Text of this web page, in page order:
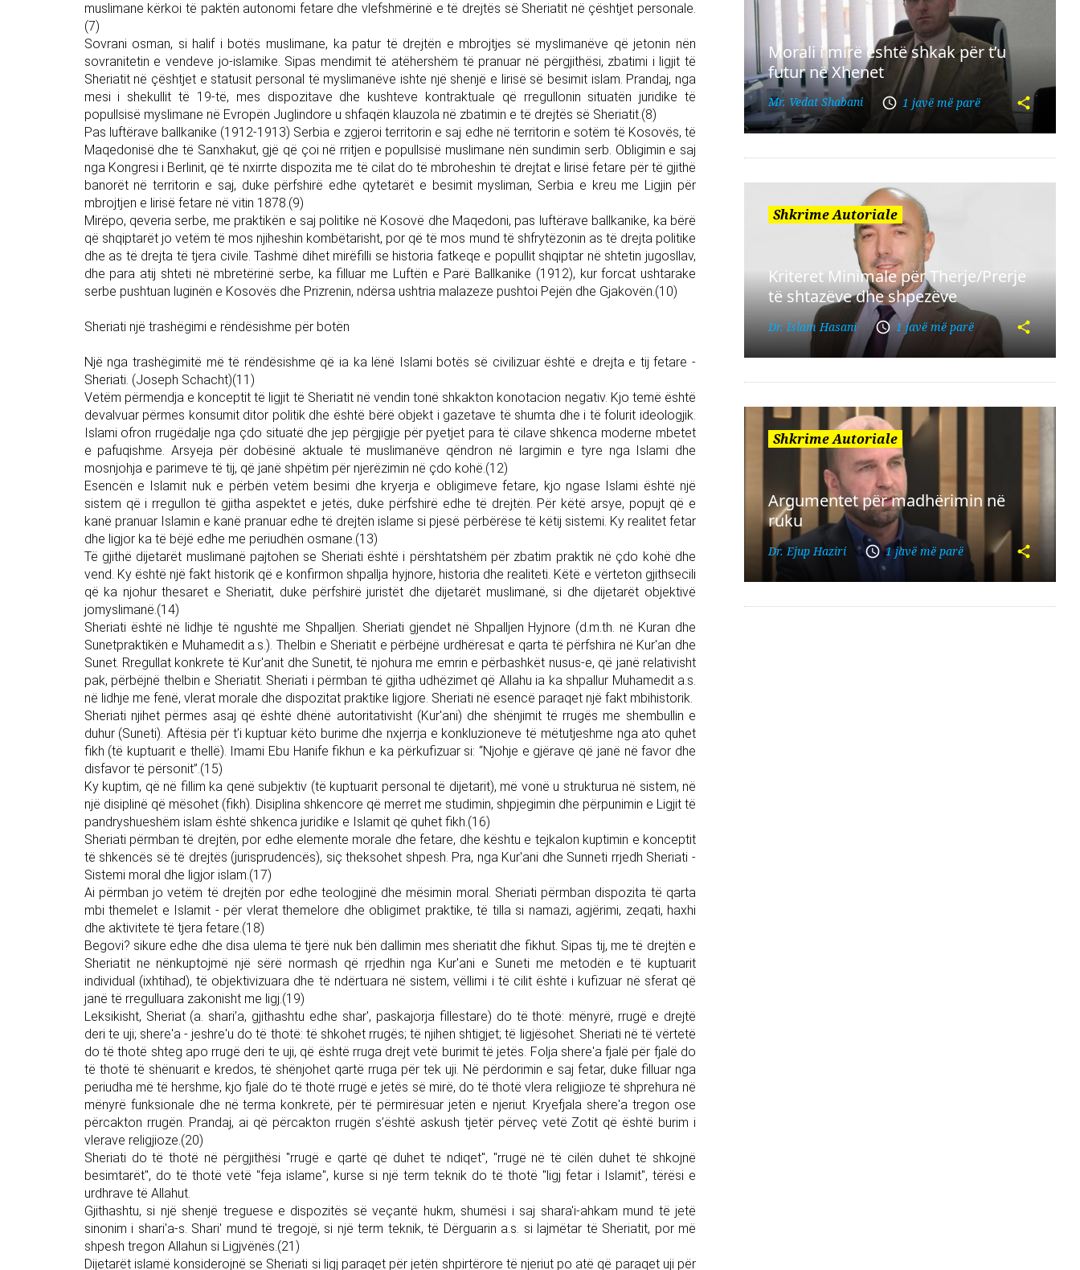
muslimane kërkoi të paktën autonomi fetare dhe vlefshmërinë e të drejtës së Sheriatit në çështjet personale.
(7)
Sovrani osman, si halif i botës muslimane, ka patur të drejtën e mbrojtjes së myslimanëve që jetonin nën
sovranitetin e vendeve jo-islamike. Sipas mendimit të atëhershëm të pranuar në përgjithësi, zbatimi i ligjit të
Sheriatit në çështjet e statusit personal të myslimanëve ishte një shenjë e lirisë së besimit islam. Prandaj, nga
mesi i shekullit të 19-të, mes dispozitave dhe kushteve kontraktuale që rregullonin situatën juridike të
popullsisë myslimane në Evropën Juglindore u shfaqën klauzola në zbatimin e të drejtës së Sheriatit.(8)
Pas luftërave ballkanike (1912-1913) Serbia e zgjeroi territorin e saj edhe në territorin e sotëm të Kosovës, të
Maqedonisë dhe të Sanxhakut, gjë që çoi në rritjen e popullsisë muslimane nën sundimin serb. Obligimin e saj
nga Kongresi i Berlinit, që të nxirrte dispozita me të cilat do të mbroheshin të drejtat e lirisë fetare për të gjithë
banorët në territorin e saj, duke përfshirë edhe qytetarët e besimit mysliman, Serbia e kreu me Ligjin për
mbrojtjen e lirisë fetare në vitin 1878.(9)
Mirëpo, qeveria serbe, me praktikën e saj politike në Kosovë dhe Maqedoni, pas luftërave ballkanike, ka bërë
që shqiptarët jo vetëm të mos njiheshin kombëtarisht, por që të mos mund të shfrytëzonin as të drejta politike
dhe as të drejta të tjera civile. Tashmë dihet mirëfilli se historia fatkeqe e popullit shqiptar në shtetin jugosllav,
dhe para atij shteti në mbretërinë serbe, ka filluar me Luftën e Parë Ballkanike (1912), kur forcat ushtarake
serbe pushtuan luginën e Kosovës dhe Prizrenin, ndërsa ushtria malazeze pushtoi Pejën dhe Gjakovën.(10)
Sheriati një trashëgimi e rëndësishme për botën
Një nga trashëgimitë më të rëndësishme që ia ka lënë Islami botës së civilizuar është e drejta e tij fetare -
Sheriati. (Joseph Schacht)(11)
Vetëm përmendja e konceptit të ligjit të Sheriatit në vendin tonë shkakton konotacion negativ. Kjo temë është
devalvuar përmes konsumit ditor politik dhe është bërë objekt i gazetave të shumta dhe i të folurit ideologjik.
Islami ofron rrugëdalje nga çdo situatë dhe jep përgjigje për pyetjet para të cilave shkenca moderne mbetet
e pafuqishme. Arsyeja për dobësinë aktuale të muslimanëve qëndron në largimin e tyre nga Islami dhe
mosnjohja e parimeve të tij, që janë shpëtim për njerëzimin në çdo kohë.(12)
Esencën e Islamit nuk e përbën vetëm besimi dhe kryerja e obligimeve fetare, kjo ngase Islami është një
sistem që i rregullon të gjitha aspektet e jetës, duke përfshirë edhe të drejtën. Për këtë arsye, popujt që e
kanë pranuar Islamin e kanë pranuar edhe të drejtën islame si pjesë përbërëse të këtij sistemi. Ky realitet fetar
dhe ligjor ka të bëjë edhe me periudhën osmane.(13)
Të gjithë dijetarët muslimanë pajtohen se Sheriati është i përshtatshëm për zbatim praktik në çdo kohë dhe
vend. Ky është një fakt historik që e konfirmon shpallja hyjnore, historia dhe realiteti. Këtë e vërteton gjithsecili
që ka njohur thesaret e Sheriatit, duke përfshirë juristët dhe dijetarët muslimanë, si dhe dijetarët objektivë
jomyslimanë.(14)
Sheriati është në lidhje të ngushtë me Shpalljen. Sheriati gjendet në Shpalljen Hyjnore (d.m.th. në Kuran dhe
Sunetpraktikën e Muhamedit a.s.). Thelbin e Sheriatit e përbëjnë urdhëresat e qarta të përfshira në Kur'an dhe
Sunet. Rregullat konkrete të Kur'anit dhe Sunetit, të njohura me emrin e përbashkët nusus-e, që janë relativisht
pak, përbëjnë thelbin e Sheriatit. Sheriati i përmban të gjitha udhëzimet që Allahu ia ka shpallur Muhamedit a.s.
në lidhje me fenë, vlerat morale dhe dispozitat praktike ligjore. Sheriati në esencë paraqet një fakt mbihistorik.
Sheriati njihet përmes asaj që është dhënë autoritativisht (Kur'ani) dhe shënjimit të rrugës me shembullin e
duhur (Suneti). Aftësia për t’i kuptuar këto burime dhe nxjerrja e konkluzioneve të mëtutjeshme nga ato quhet
fikh (të kuptuarit e thellë). Imami Ebu Hanife fikhun e ka përkufizuar si: “Njohje e gjërave që janë në favor dhe
disfavor të përsonit”.(15)
Ky kuptim, që në fillim ka qenë subjektiv (të kuptuarit personal të dijetarit), më vonë u strukturua në sistem, në
një disiplinë që mësohet (fikh). Disiplina shkencore që merret me studimin, shpjegimin dhe përpunimin e Ligjit të
pandryshueshëm islam është shkenca juridike e Islamit që quhet fikh.(16)
Sheriati përmban të drejtën, por edhe elemente morale dhe fetare, dhe kështu e tejkalon kuptimin e konceptit
të shkencës së të drejtës (jurisprudencës), siç theksohet shpesh. Pra, nga Kur'ani dhe Sunneti rrjedh Sheriati -
Sistemi moral dhe ligjor islam.(17)
Ai përmban jo vetëm të drejtën por edhe teologjinë dhe mësimin moral. Sheriati përmban dispozita të qarta
mbi themelet e Islamit - për vlerat themelore dhe obligimet praktike, të tilla si namazi, agjërimi, zeqati, haxhi
dhe aktivitete të tjera fetare.(18)
Begovi? sikure edhe dhe disa ulema të tjerë nuk bën dallimin mes sheriatit dhe fikhut. Sipas tij, me të drejtën e
Sheriatit ne nënkuptojmë një sërë normash që rrjedhin nga Kur'ani e Suneti me metodën e të kuptuarit
individual (ixhtihad), të objektivizuara dhe të ndërtuara në sistem, vëllimi i të cilit është i kufizuar në sferat që
janë të rregulluara zakonisht me ligj.(19)
Leksikisht, Sheriat (a. shari’a, gjithashtu edhe shar', paskajorja fillestare) do të thotë: mënyrë, rrugë e drejtë
deri te uji; shere'a - jeshre'u do të thotë: të shkohet rrugës; të njihen shtigjet; të ligjësohet. Sheriati në të vërtetë
do të thotë shteg apo rrugë deri te uji, që është rruga drejt vetë burimit të jetës. Folja shere'a fjalë për fjalë do
të thotë të shënuarit e kredos, të shënjohet qartë rruga për tek uji. Në përdorimin e saj fetar, duke filluar nga
periudha më të hershme, kjo fjalë do të thotë rrugë e jetës së mirë, do të thotë vlera religjioze të shprehura në
mënyrë funksionale dhe në terma konkretë, për të përmirësuar jetën e njeriut. Kryefjala shere'a tregon ose
përcakton rrugën. Prandaj, ai që përcakton rrugën s’është askush tjetër përveç vetë Zotit që është burim i
vlerave religjioze.(20)
Sheriati do të thotë në përgjithësi "rrugë e qartë që duhet të ndiqet", "rrugë në të cilën duhet të shkojnë
besimtarët", do të thotë vetë "feja islame", kurse si një term teknik do të thotë "ligj fetar i Islamit", tërësi e
urdhrave të Allahut.
Gjithashtu, si një shenjë treguese e dispozitës së veçantë hukm, shumësi i saj shara'i-ahkam mund të jetë
sinonim i shari'a-s. Shari' mund të tregojë, si një term teknik, të Dërguarin a.s. si lajmëtar të Sheriatit, por më
shpesh tregon Allahun si Ligjvënës.(21)
Dijetarët islamë konsiderojnë se Sheriati si ligj paraqet për jetën shpirtërore të njeriut po atë që paraqet uji për
Morali i mirë është shkak për t’u
futur në Xhenet
Mr. Vedat Shabani 1 javë më parë
Shkrime Autoriale
Kriteret Minimale për Therje/Prerje
të shtazëve dhe shpezëve
Dr. Islam Hasani 1 javë më parë
Shkrime Autoriale
Argumentet për madhërimin në
ruku
Dr. Ejup Haziri 1 javë më parë